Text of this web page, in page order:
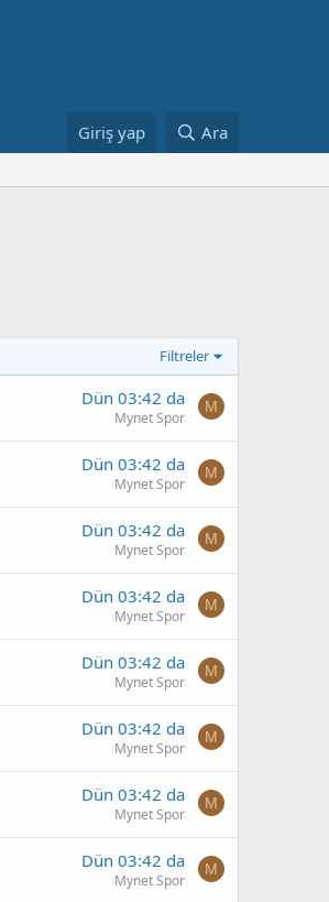
Giriş yap Ara
Filtreler
Dün 03:42 da
Mynet Spor
M
Dün 03:42 da
Mynet Spor
M
Dün 03:42 da
Mynet Spor
M
Dün 03:42 da
Mynet Spor
M
Dün 03:42 da
Mynet Spor
M
Dün 03:42 da
Mynet Spor
M
Dün 03:42 da
Mynet Spor
M
Dün 03:42 da
Mynet Spor
M